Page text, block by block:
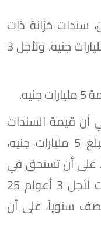
سندات خزانة ذات
عائد ثابت، لأجل عامين بقيمة 5 مليارات جنيه، ولأجل 3
أن قيمة السندات
ذات العائد الثابت لأجل عامين تبلغ 5 مليارات جنيه،
على أن تستحق في
17-3-2028، وتبلغ قيمة السندات لأجل 3 أعوام 25
سنوياً، على أن